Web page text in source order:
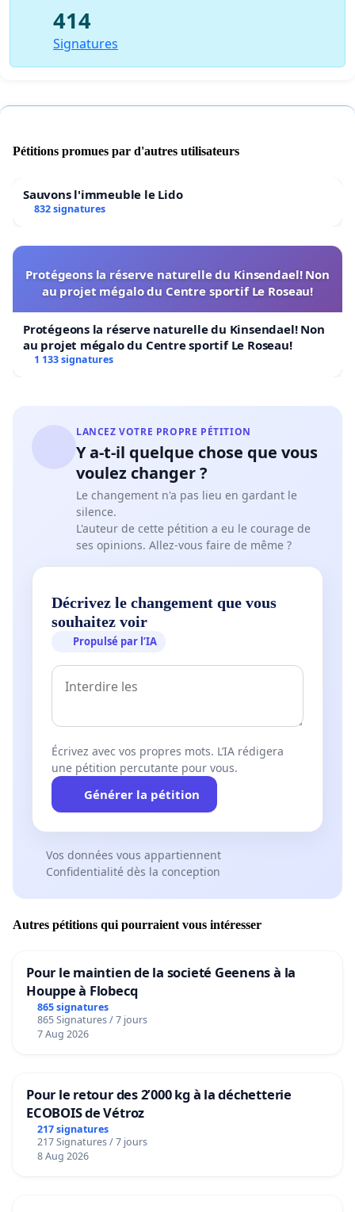
414
Signatures
Pétitions promues par d'autres utilisateurs
Sauvons l'immeuble le Lido
832 signatures
Protégeons la réserve naturelle du Kinsendael! Non
au projet mégalo du Centre sportif Le Roseau!
Protégeons la réserve naturelle du Kinsendael! Non
au projet mégalo du Centre sportif Le Roseau!
1 133 signatures
LANCEZ VOTRE PROPRE PÉTITION
Y a-t-il quelque chose que vous
voulez changer ?
Le changement n'a pas lieu en gardant le
silence.
L'auteur de cette pétition a eu le courage de
ses opinions. Allez-vous faire de même ?
Décrivez le changement que vous
souhaitez voir
Propulsé par l’IA
Écrivez avec vos propres mots. L’IA rédigera
une pétition percutante pour vous.
Générer la pétition
Vos données vous appartiennent
Confidentialité dès la conception
Autres pétitions qui pourraient vous intéresser
Pour le maintien de la societé Geenens à la
Houppe à Flobecq
865 signatures
865 Signatures / 7 jours
7 Aug 2026
Pour le retour des 2’000 kg à la déchetterie
ECOBOIS de Vétroz
217 signatures
217 Signatures / 7 jours
8 Aug 2026